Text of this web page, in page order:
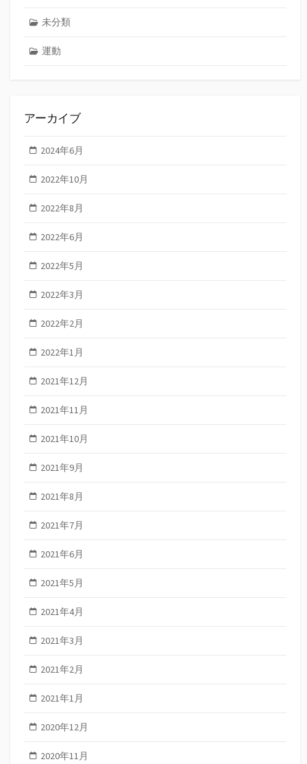
未分類
運動
アーカイブ
2024年6月
2022年10月
2022年8月
2022年6月
2022年5月
2022年3月
2022年2月
2022年1月
2021年12月
2021年11月
2021年10月
2021年9月
2021年8月
2021年7月
2021年6月
2021年5月
2021年4月
2021年3月
2021年2月
2021年1月
2020年12月
2020年11月